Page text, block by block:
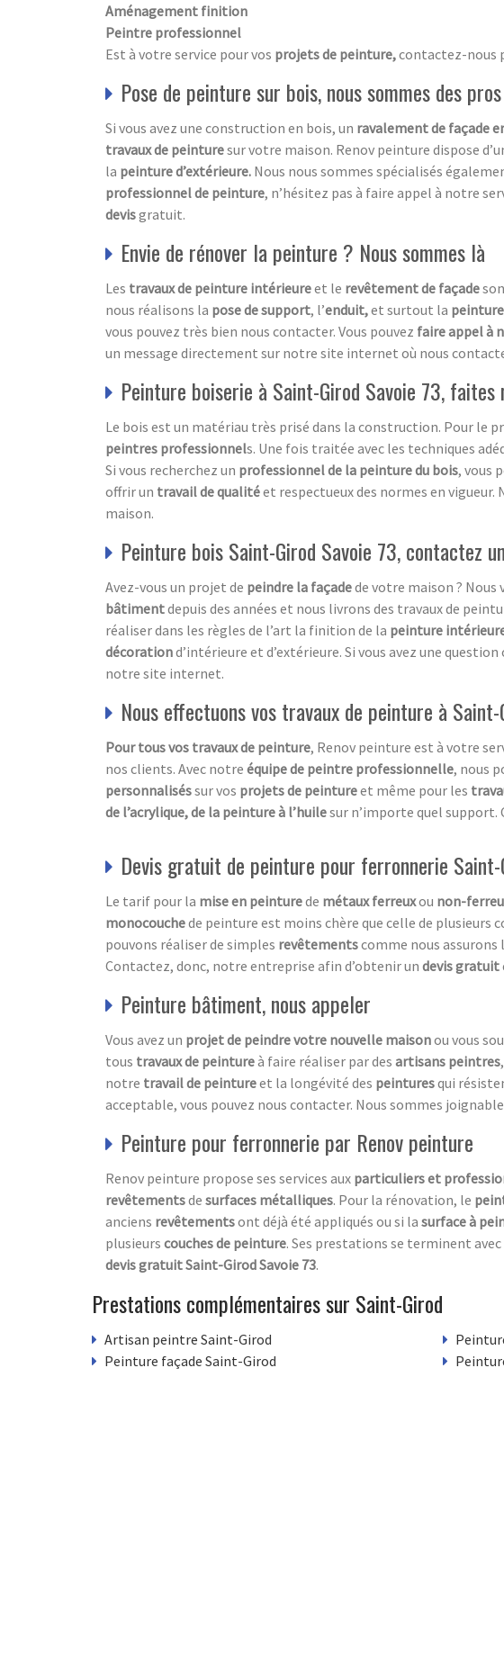
Aménagement finition
Peintre professionnel
Est à votre service pour vos projets de peinture,contactez-nous
Pose de peinture sur bois, nous sommes des
Si vous avez une construction en bois, un ravalement de façade
travaux de peinturesur votre maison. Renov peinture dispose
la peinture d’extérieure. Nous nous sommes spécialisés
professionnel de peinture, n’hésitez pas à faire appel à notre
devisgratuit.
Envie de rénover la peinture ? Nous sommes là
Les travaux de peinture intérieureet le revêtement de façade
nous réalisons la pose de support, l’enduit,et surtout la
vous pouvez très bien nous contacter. Vous pouvez faire appel à
un message directement sur notre site internet où nous
Peinture boiserie à Saint-Girod Savoie 73, faites
Le bois est un matériau très prisé dans la construction. Pour le
peintres professionnels. Une fois traitée avec les techniques
Si vous recherchez un professionnel de la peinture du bois, vous
offrir un travail de qualitéet respectueux des normes en
maison.
Peinture bois Saint-Girod Savoie 73, contactez
Avez-vous un projet de peindre la façadede votre maison ?
bâtimentdepuis des années et nous livrons des travaux de
réaliser dans les règles de l’art la finition de la peinture
décorationd’intérieure et d’extérieure. Si vous avez une
notre site internet.
Nous effectuons vos travaux de peinture à
Pour tous vos travaux de peinture, Renov peinture est à votre
nos clients. Avec notre équipe de peintre professionnelle, nous
personnaliséssur vos projets de peintureet même pour les
de l’acrylique, de la peinture à l’huilesur n’importe quel
Devis gratuit de peinture pour ferronnerie Saint-
Le tarif pour la mise en peinturede métaux ferreuxou non-
monocouchede peinture est moins chère que celle de plusieurs
pouvons réaliser de simples revêtementscomme nous assurons
Contactez, donc, notre entreprise afin d’obtenir un devisgratuit
Peinture bâtiment, nous appeler
Vous avez un projet de peindre votre nouvelle maisonou vous
tous travaux de peintureà faire réaliser par des artisans peintres
notre travail de peintureet la longévité des peinturesqui
acceptable, vous pouvez nous contacter. Nous sommes
Peinture pour ferronnerie par Renov peinture
Renov peinture propose ses services aux particuliers et
revêtementsde surfaces métalliques. Pour la rénovation, le
anciens revêtementsont déjà été appliqués ou si la surface à
plusieurs couches de peinture. Ses prestations se terminent avec
devis gratuit Saint-Girod Savoie 73.
Prestations complémentaires sur Saint-Girod
Artisan peintre Saint-Girod
Peinture façade Saint-Girod